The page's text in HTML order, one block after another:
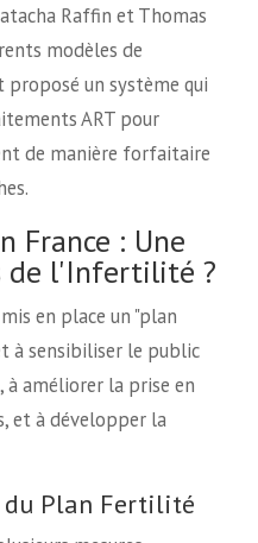
Raffin et Thomas
modèles de
un système qui
ART pour
de manière forfaitaire
France : Une
de l'Infertilité ?
en place un "plan
à sensibiliser le public
améliorer la prise en
et à développer la
du Plan Fertilité